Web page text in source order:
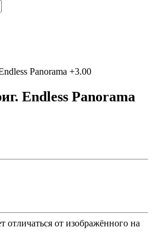
Panorama +3.00
Endless Panorama
от изображённого на